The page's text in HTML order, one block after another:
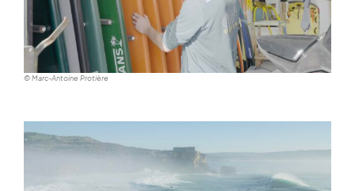
© Marc-Antoine Protière